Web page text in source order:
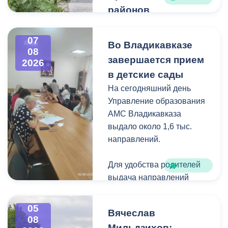
районов
загущения территории
дикорастущими
деревьями,
муниципальные служащие
с утра косят, пилят
поросль между
захоронениями и
собирают скошенную
07
08
2026
Во Владикавказе
завершается прием
в детские сады
На сегодняшний день
Управление образования
АМС Владикавказа
выдало около 1,6 тыс.
направлений.
Для удобства родителей
выдача направлений
очередей и долгого
05
08
Вячеслав